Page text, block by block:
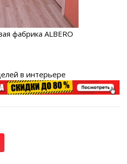
фабрика ALBERO
в интерьере